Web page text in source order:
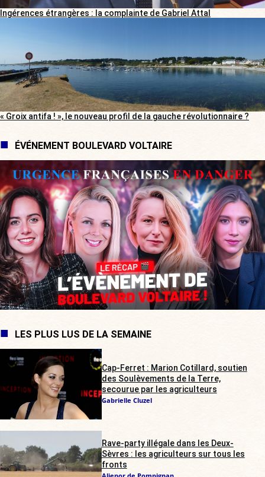
Ingérences étrangères : la complainte de Gabriel Attal
« Groix antifa ! », le nouveau profil de la gauche révolutionnaire ?
ÉVÉNEMENT BOULEVARD VOLTAIRE
LES PLUS LUS DE LA SEMAINE
Cap-Ferret : Marion Cotillard, soutien
des Soulèvements de la Terre,
secourue par les agriculteurs
Gabrielle Cluzel
Rave-party illégale dans les Deux-
Sèvres : les agriculteurs sur tous les
fronts